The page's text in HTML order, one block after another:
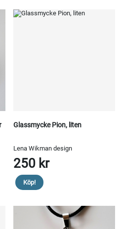
Glassmycke Pion, liten
Lena Wikman design
250 kr
Köp!